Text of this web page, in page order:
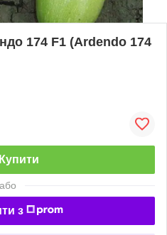
174 F1 (Ardendo 174
Купити
або
з